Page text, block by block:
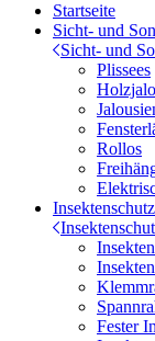
Startseite
Sicht- und
Sicht- und
Plissees
Rollos
Insektenschutz
Fester